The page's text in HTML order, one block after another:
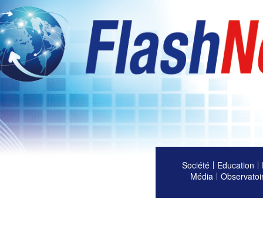
Société Education
Média